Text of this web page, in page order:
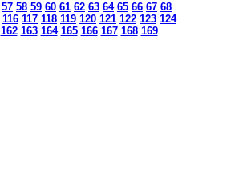
57 58 59 60 61 62 63 64 65 66 67 68
116 117 118 119 120 121 122 123 124
162 163 164 165 166 167 168 169